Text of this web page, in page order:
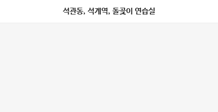
석관동, 석계역, 돌곶이 연습실